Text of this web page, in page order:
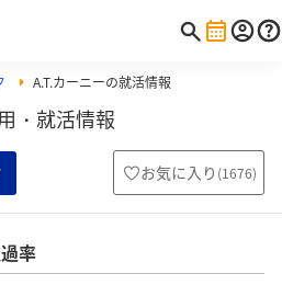
A.T.カーニーの就活情報
・就活情報
お気に入り (1676)
率